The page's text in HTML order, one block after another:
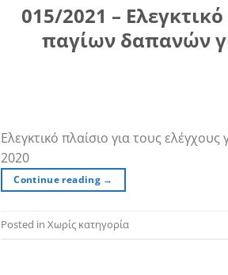
015/2021 –
παγίων δαπανών
Ελεγκτικό πλαίσιο για τους
2020
Continue reading →
Posted in Χωρίς κατηγορία